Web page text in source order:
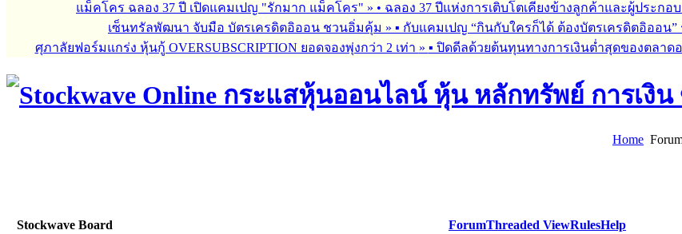
แม็คโคร ฉลอง 37 ปี เปิดแคมเปญ "รักมาก แม็คโคร" » • ฉลอง 37 ปีแห่งการเติบโตเคียงข้างลูกค้าและผู้ประก
เซ็นทรัลพัฒนา จับมือ บัตรเครดิตอิออน ชวนอิ่มคุ้ม » ▪︎ กับแคมเปญ “กินกับใครก็ได้ ต้องบัตรเครดิตอิออน
ศุภาลัยฟอร์มแกร่ง หุ้นกู้ OVERSUBSCRIPTION ยอดจองพุ่งกว่า 2 เท่า » ▪︎ ปิดดีลด้วยต้นทุนทางการเงินต่ำสุดของตลา
Home
Stockwave Board ForumThreaded ViewRulesHelp